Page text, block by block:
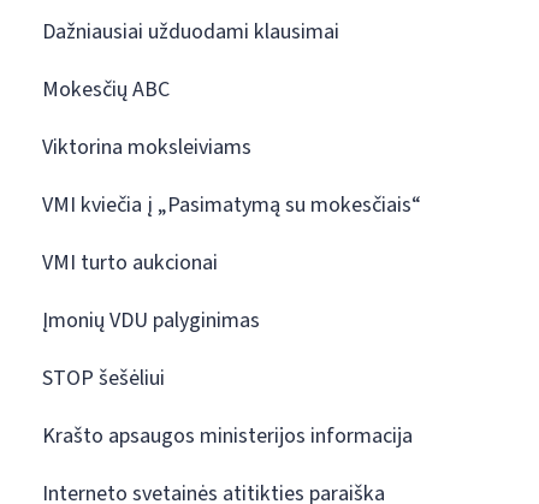
Dažniausiai užduodami klausimai
Mokesčių ABC
Viktorina moksleiviams
VMI kviečia į „Pasimatymą su mokesčiais“
VMI turto aukcionai
Įmonių VDU palyginimas
STOP šešėliui
Krašto apsaugos ministerijos informacija
Interneto svetainės atitikties paraiška